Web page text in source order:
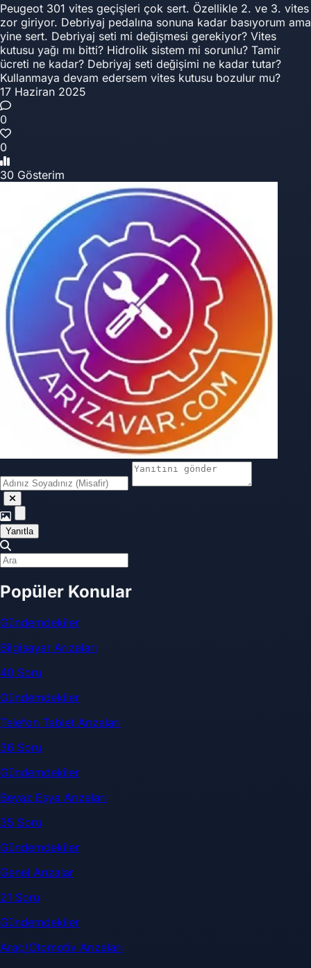
Peugeot 301 vites geçişleri çok sert. Özellikle 2. ve 3. vites
zor giriyor. Debriyaj pedalına sonuna kadar basıyorum ama
yine sert. Debriyaj seti mi değişmesi gerekiyor? Vites
kutusu yağı mı bitti? Hidrolik sistem mi sorunlu? Tamir
ücreti ne kadar? Debriyaj seti değişimi ne kadar tutar?
Kullanmaya devam edersem vites kutusu bozulur mu?
17 Haziran 2025
0
0
30 Gösterim
Yanıtla
Popüler Konular
Gündemdekiler
Bilgisayar Arızaları
40 Soru
Gündemdekiler
Telefon Tablet Arızaları
36 Soru
Gündemdekiler
Beyaz Eşya Arızaları
35 Soru
Gündemdekiler
Genel Arızalar
21 Soru
Gündemdekiler
Araç/Otomotiv Arızaları